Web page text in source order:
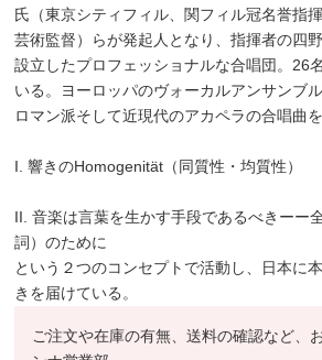
氏（東京シティフィル、関フィル冠名誉指
芸術監督）らが発起人となり、指揮者の四
設立したプロフェッショナルな合唱団。26
いる。ヨーロッパのヴォーカルアンサンブ
ロマン派そして近現代のアカペラの合唱曲
I. 響きのHomogenität（同質性・均質性）
II. 音楽は言葉を生かす手段であるべきーー
詞）のために
という２つのコンセプトで活動し、日本に
きを届けている。
ご注文や在庫の有無、送料の確認など、